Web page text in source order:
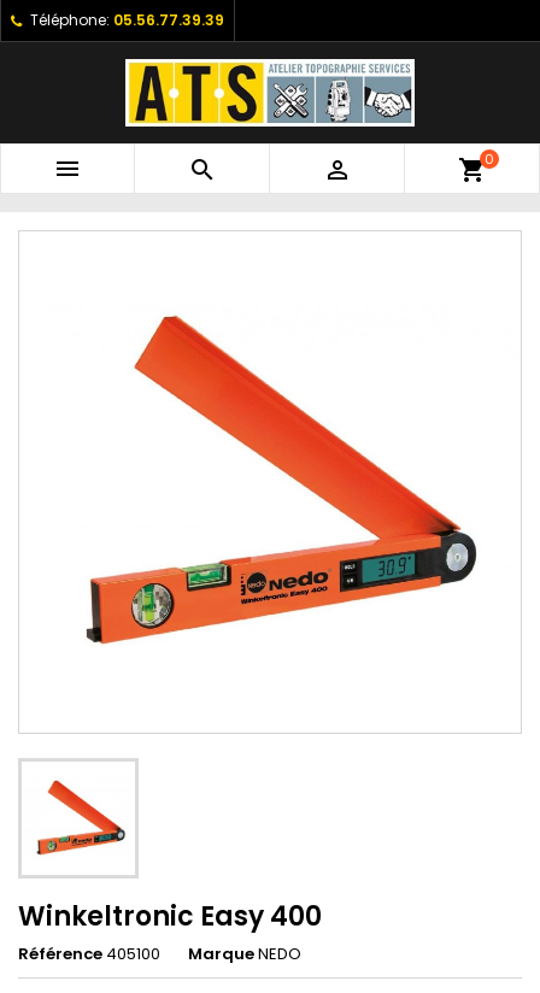
Téléphone: 05.56.77.39.39
   shopping_cart0
Winkeltronic Easy 400
Référence 405100 MarqueNEDO